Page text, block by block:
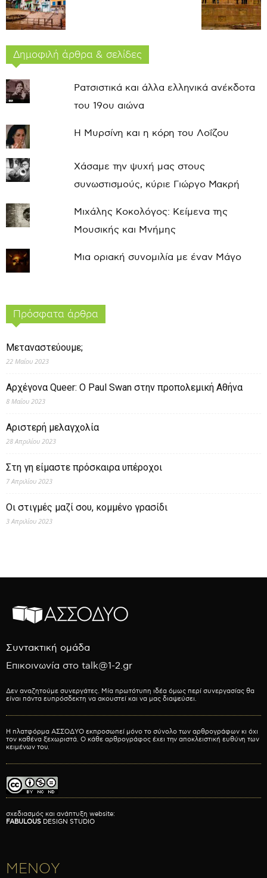
Δημοφιλή άρθρα & σελίδες
Ρατσιστικά και άλλα ελληνικά ανέκδοτα
του 19ου αιώνα
Η Μυρσίνη και η κόρη του Λοΐζου
Χάσαμε την ψυχή μας στους
συνωστισμούς, κύριε Γιώργο Μακρή
Μιχάλης Κοκολόγος: Κείμενα της
Μουσικής και Μνήμης
Μια οριακή συνομιλία με έναν Μάγο
Πρόσφατα άρθρα
Μεταναστεύουμε;
22 Μαΐου 2023
Αρχέγονα Queer: O Paul Swan στην προπολεμική Αθήνα
8 Μαΐου 2023
Αριστερή μελαγχολία
28 Απριλίου 2023
Στη γη είμαστε πρόσκαιρα υπέροχοι
7 Απριλίου 2023
Οι στιγμές μαζί σου, κομμένο γρασίδι
3 Απριλίου 2023
Συντακτική ομάδα
Επικοινωνία στο talk@1-2.gr
Δεν αναζητούμε συνεργάτες. Μία πρωτότυπη ιδέα όμως περί συνεργασίας θα
είναι πάντα ευπρόσδεκτη να ακουστεί και να μας διαψεύσει.
Η πλατφόρμα ΑΣΣΟΔΥΟ εκπροσωπεί μόνο το σύνολο των αρθρογράφων κι όχι
τον καθένα ξεχωριστά. Ο κάθε αρθρογράφος έχει την αποκλειστική ευθύνη των
κειμένων του.
σχεδιασμός και ανάπτυξη website:
FABULOUS DESIGN STUDIO
ΜΕΝΟΥ